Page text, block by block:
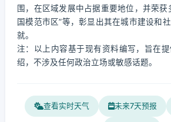
围，在区域发展中占据重要地位，并荣获
国模范市区”等，彰显出其在城市建设和
就。
注：以上内容基于现有资料编写，旨在
绍，不涉及任何政治立场或敏感话题。
查看实时天气 未来7天预报